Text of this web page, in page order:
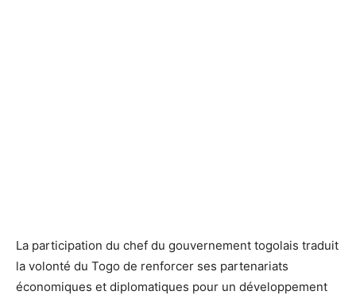
La participation du chef du gouvernement togolais traduit
la volonté du Togo de renforcer ses partenariats
économiques et diplomatiques pour un développement